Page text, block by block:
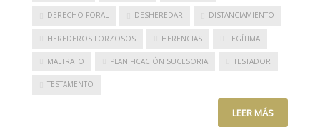
DERECHO FORAL DESHEREDAR DISTANCIAMIENTO
HEREDEROS FORZOSOS HERENCIAS LEGÍTIMA
MALTRATO PLANIFICACIÓN SUCESORIA TESTADOR
TESTAMENTO
LEER MÁS